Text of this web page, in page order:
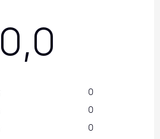
0,0
0
0
0